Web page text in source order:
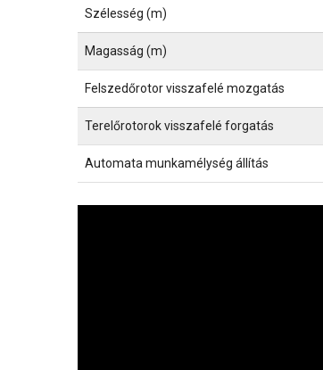
Szélesség (m)
Magasság (m)
Felszedőrotor visszafelé mozgatás
Terelőrotorok visszafelé forgatás
Automata munkamélység állítás